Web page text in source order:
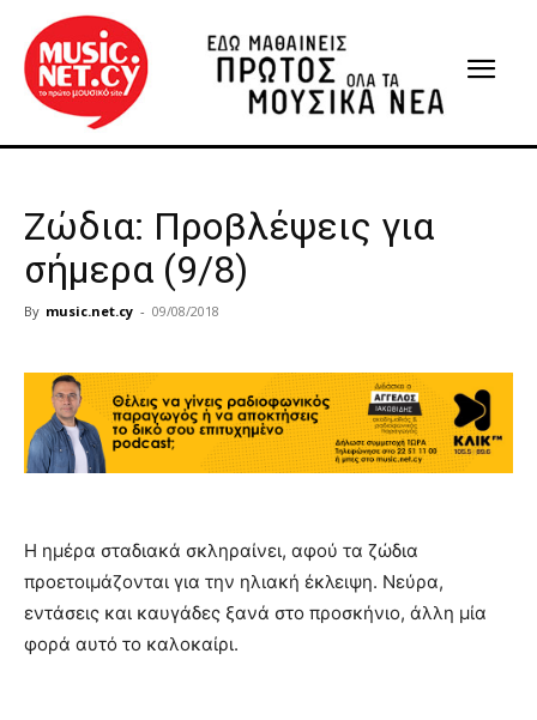
Ζώδια: Προβλέψεις για
σήμερα (9/8)
By music.net.cy - 09/08/2018
Η ημέρα σταδιακά σκληραίνει, αφού τα ζώδια
προετοιμάζονται για την ηλιακή έκλειψη. Νεύρα,
εντάσεις και καυγάδες ξανά στο προσκήνιο, άλλη μία
φορά αυτό το καλοκαίρι.